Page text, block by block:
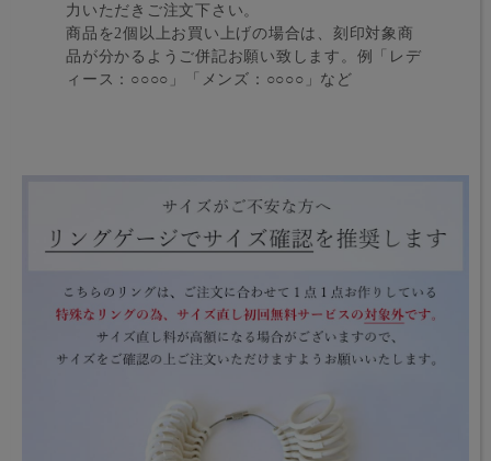
力いただきご注文下さい。
商品を2個以上お買い上げの場合は、刻印対象商
品が分かるようご併記お願い致します。例「レデ
ィース：○○○○」「メンズ：○○○○」など